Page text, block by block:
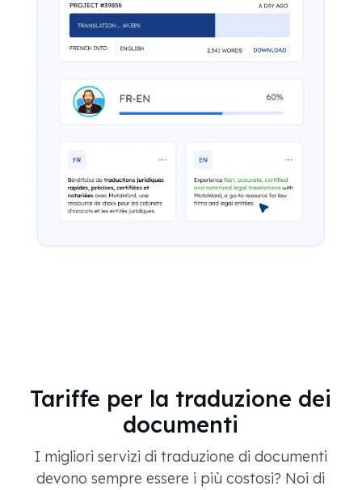
Tariffe per la traduzione dei
documenti
I migliori servizi di traduzione di documenti
devono sempre essere i più costosi? Noi di